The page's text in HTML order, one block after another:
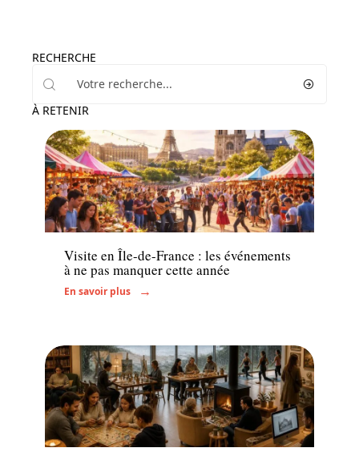
RECHERCHE
À RETENIR
Actu
Visite en Île-de-France : les événements
à ne pas manquer cette année
En savoir plus
Activités